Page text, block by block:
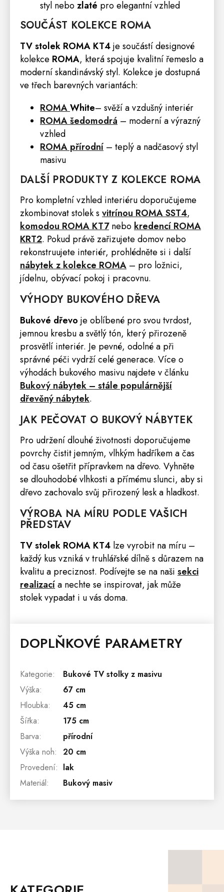
styl nebozlaté pro elegantní vzhled
SOUČÁST KOLEKCE ROMA
TV stolek ROMA KT4je součástí designové
kolekce ROMA, která spojuje kvalitní řemeslo a
moderní skandinávský styl. Kolekce je dostupná
ve třech barevných variantách:
ROMAWhite– svěží a vzdušný interiér
ROMA šedomodrá – moderní a výrazný
vzhled
ROMA přírodní – teplý a nadčasový styl
masivu
DALŠÍ PRODUKTY Z KOLEKCE ROMA
Pro kompletní vzhled interiéru doporučujeme
zkombinovat stolek s vitrínou ROMA SST4,
komodou ROMA KT7nebokredencí ROMA
KRT2. Pokud právě zařizujete domov nebo
rekonstruujete interiér, prohlédněte si i další
nábytek z kolekce ROMA – pro ložnici,
jídelnu, obývací pokoj i pracovnu.
VÝHODY BUKOVÉHO DŘEVA
Bukové dřevo je oblíbené pro svou tvrdost,
jemnou kresbu a světlý tón, který přirozeně
prosvětlí interiér. Je pevné, odolné a při
správné péči vydrží celé generace. Více o
výhodách bukového masivu najdete v článku
Bukový nábytek – stále populárnější
dřevěný nábytek.
JAK PEČOVAT O BUKOVÝ NÁBYTEK
Pro udržení dlouhé životnosti doporučujeme
povrchy čistit jemným, vlhkým hadříkem a čas
od času ošetřit přípravkem na dřevo. Vyhněte
se dlouhodobé vlhkosti a přímému slunci, aby si
dřevo zachovalo svůj přirozený lesk a hladkost.
VÝROBA NA MÍRU PODLE VAŠICH
PŘEDSTAV
TV stolek ROMA KT4 lze vyrobit na míru –
každý kus vzniká v truhlářské dílně s důrazem na
kvalitu a preciznost. Podívejte se na naši sekci
realizacía nechte se inspirovat, jak může
stolek vypadat i u vás doma.
DOPLŇKOVÉ PARAMETRY
Kategorie:
Bukové TV stolky z masivu
Výška:
67 cm
Hloubka:
45 cm
Šířka:
175 cm
Barva:
přírodní
Výška noh:
20 cm
Provedení: lak
Materiál: Bukový masiv